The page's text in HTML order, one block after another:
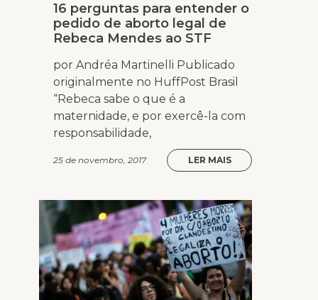
16 perguntas para entender o
pedido de aborto legal de
Rebeca Mendes ao STF
por Andréa Martinelli Publicado
originalmente no HuffPost Brasil
“Rebeca sabe o que é a
maternidade, e por exercê-la com
responsabilidade,
25 de novembro, 2017 LER MAIS